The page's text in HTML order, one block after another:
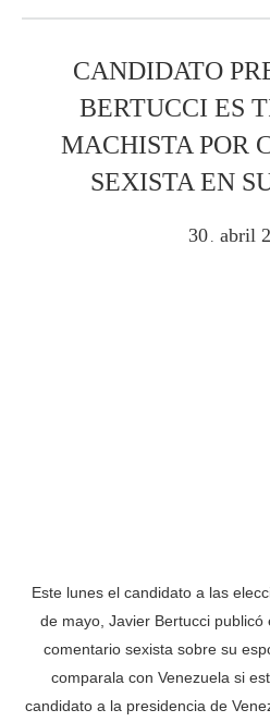
CANDIDATO
BERTUCCI ES
MACHISTA POR
SEXISTA EN
30 abril
Este lunes el candidato a las
de mayo, Javier Bertucci publicó
comentario sexista sobre su
comparala con Venezuela si
candidato a la presidencia de